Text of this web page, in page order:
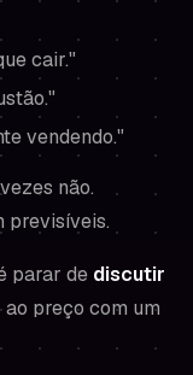
cair."
vendendo."
não.
previsíveis.
parar de discutir
ao preço com um